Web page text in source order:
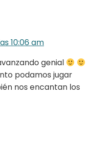
10:06 am
genial
podamos jugar
nos encantan los